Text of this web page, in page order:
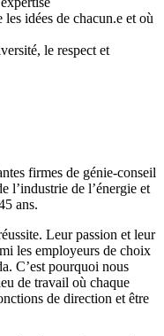
idées de chacun.e et où
le respect et
firmes de génie-conseil
l’industrie de l’énergie et
ans.
Leur passion et leur
les employeurs de choix
C’est pourquoi nous
de travail où chaque
de direction et être